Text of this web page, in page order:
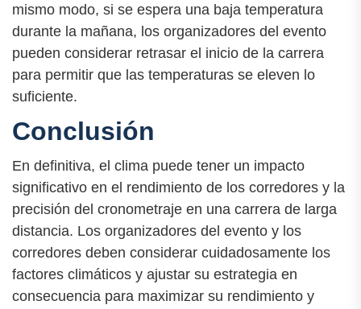
mismo modo, si se espera una baja temperatura
durante la mañana, los organizadores del evento
pueden considerar retrasar el inicio de la carrera
para permitir que las temperaturas se eleven lo
suficiente.
Conclusión
En definitiva, el clima puede tener un impacto
significativo en el rendimiento de los corredores y la
precisión del cronometraje en una carrera de larga
distancia. Los organizadores del evento y los
corredores deben considerar cuidadosamente los
factores climáticos y ajustar su estrategia en
consecuencia para maximizar su rendimiento y